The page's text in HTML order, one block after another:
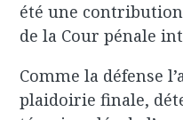
été une
de la Cour pénale
Comme la défense
plaidoirie finale,